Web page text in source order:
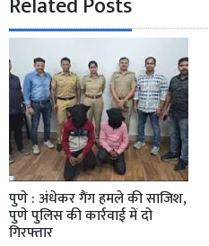
पुणे : अंधेकर गैंग हमले की साजिश,
पुणे पुलिस की कार्रवाई में दो
गिरफ्तार